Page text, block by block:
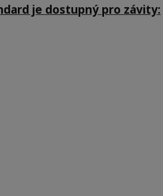
je dostupný pro závity: